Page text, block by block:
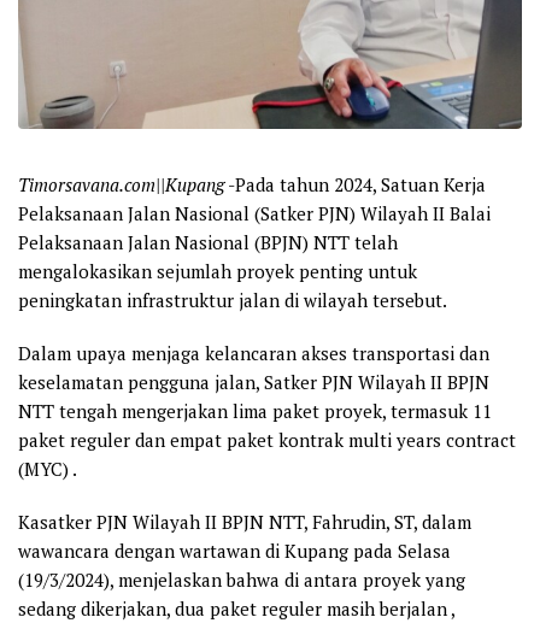
Timorsavana.com||Kupang-Pada tahun 2024, Satuan Kerja
Pelaksanaan Jalan Nasional (Satker PJN) Wilayah II Balai
Pelaksanaan Jalan Nasional (BPJN) NTT telah
mengalokasikan sejumlah proyek penting untuk
peningkatan infrastruktur jalan di wilayah tersebut.
Dalam upaya menjaga kelancaran akses transportasi dan
keselamatan pengguna jalan, Satker PJN Wilayah II BPJN
NTT tengah mengerjakan lima paket proyek, termasuk 11
paket reguler dan empat paket kontrak multi years contract
(MYC) .
Kasatker PJN Wilayah II BPJN NTT, Fahrudin, ST, dalam
wawancara dengan wartawan di Kupang pada Selasa
(19/3/2024), menjelaskan bahwa di antara proyek yang
sedang dikerjakan, dua paket reguler masih berjalan ,